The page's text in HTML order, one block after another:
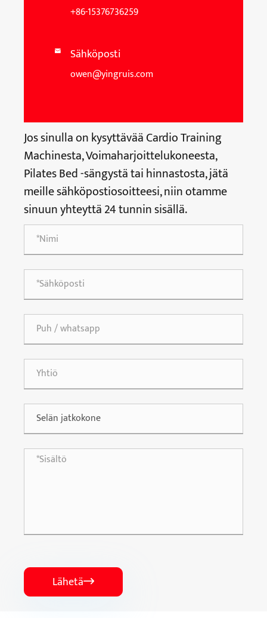
+86-15376736259
 Sähköposti
owen@yingruis.com
Jos sinulla on kysyttävää Cardio Training
Machinesta, Voimaharjoittelukoneesta,
Pilates Bed -sängystä tai hinnastosta, jätä
meille sähköpostiosoitteesi, niin otamme
sinuun yhteyttä 24 tunnin sisällä.
Lähetä